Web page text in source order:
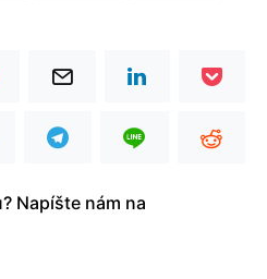
Napíšte nám na